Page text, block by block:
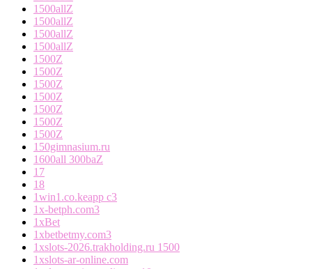
1500allZ
1500allZ
1500allZ
1500allZ
1500Z
1500Z
1500Z
1500Z
1500Z
1500Z
1500Z
150gimnasium.ru
1600all 300baZ
17
18
1win1.co.keapp c3
1x-betph.com3
1xBet
1xbetbetmy.com3
1xslots-2026.trakholding.ru 1500
1xslots-ar-online.com